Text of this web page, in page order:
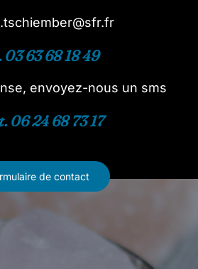
03 63 68 18 49
envoyez-nous un sms
06 24 68 73 17
de contact